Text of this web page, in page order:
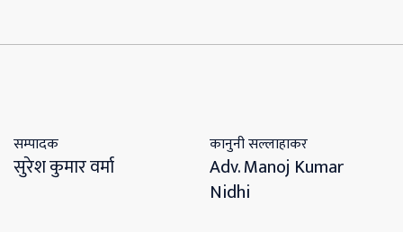
सम्पादक
सुरेश कुमार वर्मा
कानुनी सल्लाहाकर
Adv. Manoj Kumar
Nidhi